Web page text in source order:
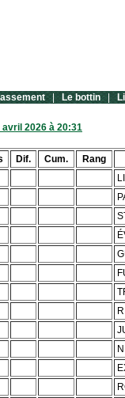
| Le bottin |
avril 2026 à 20:31
Dif. Cum.
Rang